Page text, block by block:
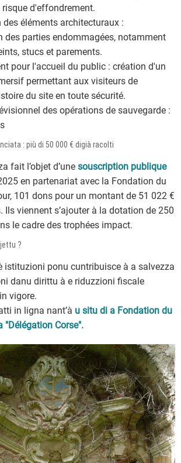
risque d'effondrement.
des éléments architecturaux :
des parties endommagées, notamment
stucs et parements.
pour l'accueil du public : création d'un
permettant aux visiteurs de
du site en toute sécurité.
des opérations de sauvegarde :
: più di 50 000 € digià racolti
fait l’objet d’une souscription publique
en partenariat avec la Fondation du
101 dons pour un montant de 51 022 €
Ils viennent s’ajouter à la dotation de 250
le cadre des trophées impact.
?
istituzioni ponu cuntribuisce à a salvezza
danu dirittu à e riduzzioni fiscale
vigore.
in ligna nant’à u situ di a Fondation du
"Délégation Corse".